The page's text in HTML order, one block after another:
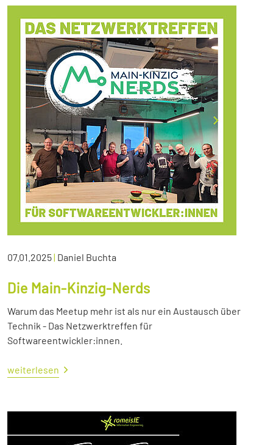
07.01.2025| Daniel Buchta
Die Main-Kinzig-Nerds
Warum das Meetup mehr ist als nur ein Austausch über
Technik - Das Netzwerktreffen für
Softwareentwickler:innen.
weiterlesen